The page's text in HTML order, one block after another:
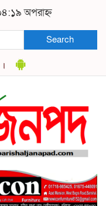
অপরাহ্ন
Search